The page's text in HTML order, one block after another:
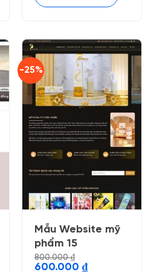
-25%
Mẫu Website mỹ
phẩm 15
800.000₫
Giá
600.000 ₫Giá